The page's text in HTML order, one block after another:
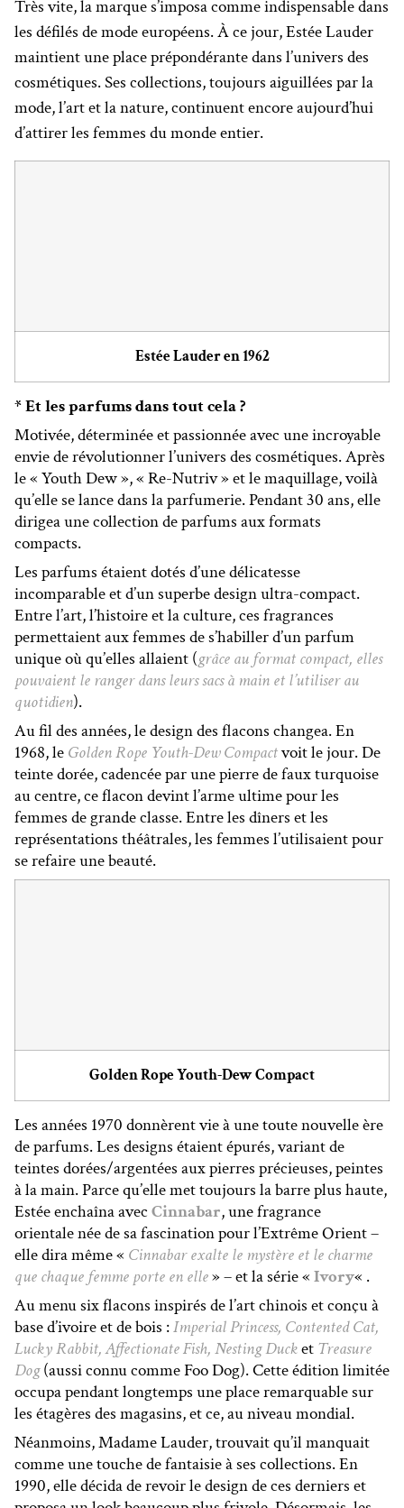
Très vite, la marque s’imposa comme indispensable dans
les défilés de mode européens. À ce jour, Estée Lauder
maintient une place prépondérante dans l’univers des
cosmétiques. Ses collections, toujours aiguillées par la
mode, l’art et la nature, continuent encore aujourd’hui
d’attirer les femmes du monde entier.
Estée Lauder en 1962
* Et les parfums dans tout cela ?
Motivée, déterminée et passionnée avec une incroyable
envie de révolutionner l’univers des cosmétiques. Après
le « Youth Dew », « Re-Nutriv » et le maquillage, voilà
qu’elle se lance dans la parfumerie. Pendant 30 ans, elle
dirigea une collection de parfums aux formats
compacts.
Les parfums étaient dotés d’une délicatesse
incomparable et d’un superbe design ultra-compact.
Entre l’art, l’histoire et la culture, ces fragrances
permettaient aux femmes de s’habiller d’un parfum
unique où qu’elles allaient (grâce au format compact, elles
pouvaient le ranger dans leurs sacs à main et l’utiliser au
quotidien).
Au fil des années, le design des flacons changea. En
1968, le Golden Rope Youth-Dew Compactvoit le jour. De
teinte dorée, cadencée par une pierre de faux turquoise
au centre, ce flacon devint l’arme ultime pour les
femmes de grande classe. Entre les dîners et les
représentations théâtrales, les femmes l’utilisaient pour
se refaire une beauté.
Golden Rope Youth-Dew Compact
Les années 1970 donnèrent vie à une toute nouvelle ère
de parfums. Les designs étaient épurés, variant de
teintes dorées/argentées aux pierres précieuses, peintes
à la main. Parce qu’elle met toujours la barre plus haute,
Estée enchaîna avec Cinnabar, une fragrance
orientale née de sa fascination pour l’Extrême Orient –
elle dira même « Cinnabar exalte le mystère et le charme
que chaque femme porte en elle» – et la série «Ivory« .
Au menu six flacons inspirés de l’art chinois et conçu à
base d’ivoire et de bois :Imperial Princess, Contented Cat,
Lucky Rabbit, Affectionate Fish, Nesting Ducket Treasure
Dog(aussi connu comme Foo Dog). Cette édition limitée
occupa pendant longtemps une place remarquable sur
les étagères des magasins, et ce, au niveau mondial.
Néanmoins, Madame Lauder, trouvait qu’il manquait
comme une touche de fantaisie à ses collections. En
1990, elle décida de revoir le design de ces derniers et